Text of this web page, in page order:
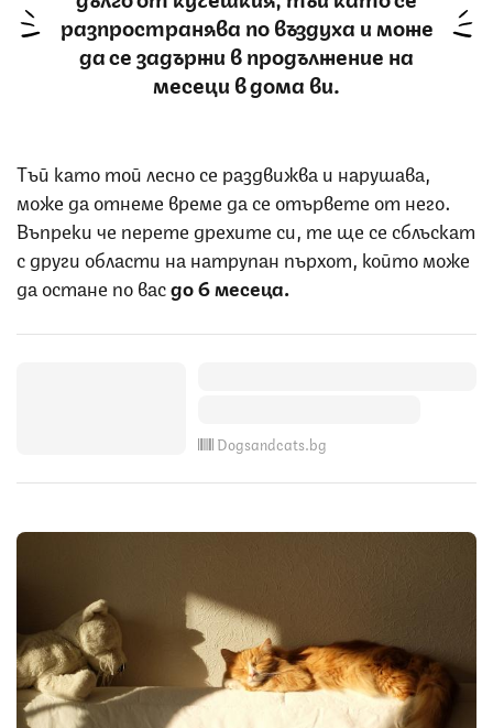
разпространява по въздуха и може
да се задържи в продължение на
месеци в дома ви.
Тъй като той лесно се раздвижва и нарушава,
може да отнеме време да се отървете от него.
Въпреки че перете дрехите си, те ще се сблъскат
с други области на натрупан пърхот, който може
да остане по васдо 6 месеца.
Dogsandcats.bg